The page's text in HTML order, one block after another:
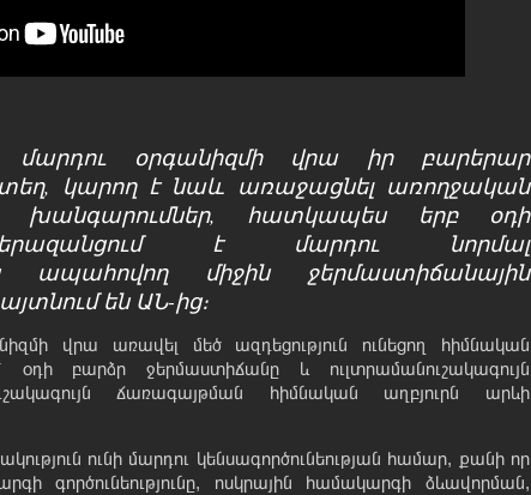
մարդու օրգանիզմի վրա իր բարերար
կարող է նաև առաջացնել առողջական
խանգարումներ, հատկապես երբ օդի
է մարդու նորմալ
ապահովող միջին ջերմաստիճանային
են ԱՆ-ից։
վրա առավել մեծ ազդեցություն ունեցող հիմնական
բարձր ջերմաստիճանը և ուլտրամանուշակագույն
ճառագայթման հիմնական աղբյուրն արևի
ունի մարդու կենսագործունեության համար, քանի որ
գործունեությունը, ոսկրային համակարգի ձևավորման,